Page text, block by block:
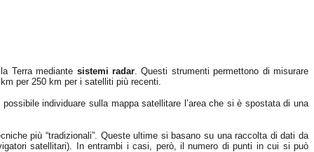
Terra mediante sistemi radar. Questi strumenti permettono di misurare
per 250 km per i satelliti più recenti.
individuare sulla mappa satellitare l’area che si è spostata di una
più “tradizionali”. Queste ultime si basano su una raccolta di dati da
satellitari). In entrambi i casi, però, il numero di punti in cui si può